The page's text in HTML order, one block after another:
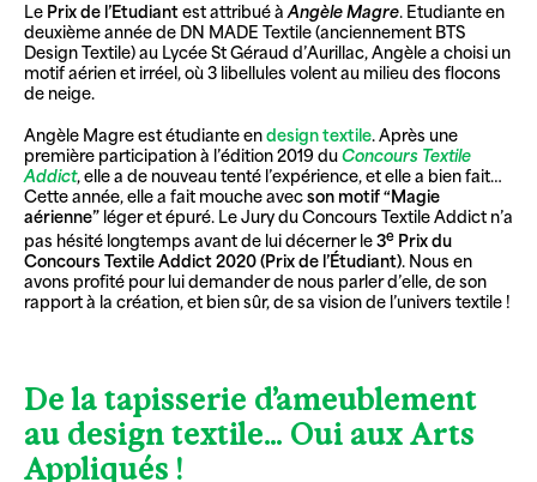
Le Prix de l’Etudiantest attribué à Angèle Magre. Etudiante en
deuxième année de DN MADE Textile (anciennement BTS
Design Textile) au Lycée St Géraud d’Aurillac, Angèle a choisi un
motif aérien et irréel, où 3 libellules volent au milieu des flocons
de neige.
Angèle Magre est étudiante endesign textile. Après une
première participation à l’édition 2019 duConcours Textile
Addict, elle a de nouveau tenté l’expérience, et elle a bien fait…
Cette année, elle a fait mouche avecson motif “Magie
aérienne” léger et épuré. Le Jury du Concours Textile Addict n’a
pas hésité longtemps avant de lui décerner le3e Prix du
Concours Textile Addict 2020 (Prix de l’Étudiant). Nous en
avons profité pour lui demander de nous parler d’elle, de son
rapport à la création, et bien sûr, de sa vision de l’univers textile !
De la tapisserie d’ameublement
au design textile… Oui aux Arts
Appliqués !